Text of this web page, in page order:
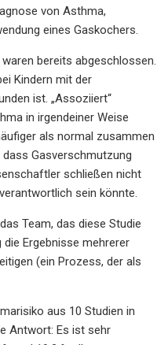
von Asthma,
eines Gaskochers.
bereits abgeschlossen.
Kindern mit der
ist. „Assoziiert“
in irgendeiner Weise
als normal zusammen
Gasverschmutzung
schließen nicht
sein könnte.
Team, das diese Studie
Ergebnisse mehrerer
(ein Prozess, der als
aus 10 Studien in
Antwort: Es ist sehr